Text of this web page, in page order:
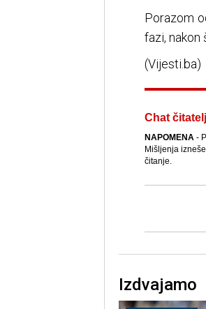
Porazom
fazi, nakon
(Vijesti.ba)
Chat
NAPOMENA-
Mišljenja
čitanje.
Izdvajamo